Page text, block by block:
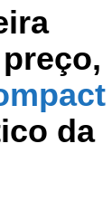
da